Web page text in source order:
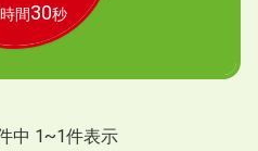
間30秒
中 1~1件表示